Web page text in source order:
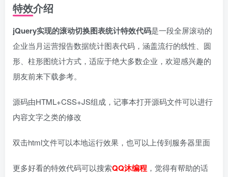
特效介绍
jQuery实现的滚动切换图表统计特效代码是一段全屏滚动的
企业当月运营报告数据统计图表代码，涵盖流行的线性、圆
形、柱形图统计方式，适应于绝大多数企业，欢迎感兴趣的
朋友前来下载参考。
源码由HTML+CSS+JS组成，记事本打开源码文件可以进行
内容文字之类的修改
双击html文件可以本地运行效果，也可以上传到服务器里面
更多好看的特效代码可以搜索QQ沐编程 ，觉得有帮助的话